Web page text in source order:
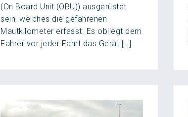
(On Board Unit (OBU)) ausgerüstet
sein, welches die gefahrenen
Mautkilometer erfasst. Es obliegt dem
Fahrer vor jeder Fahrt das Gerät […]